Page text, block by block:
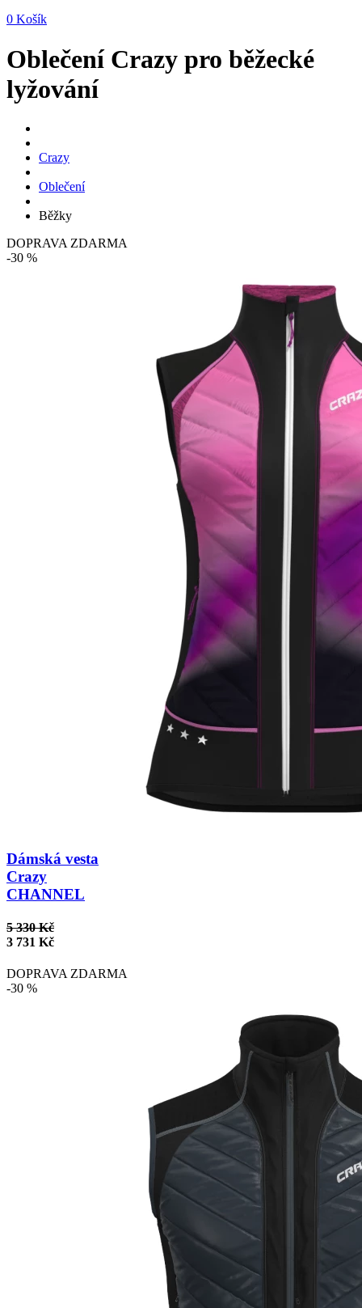
0 Košík
Oblečení Crazy pro běžecké
lyžování
Crazy
Oblečení
Běžky
DOPRAVA ZDARMA
-30 %
Dámská vesta
Crazy
CHANNEL
5 330 Kč
3 731 Kč
DOPRAVA ZDARMA
-30 %